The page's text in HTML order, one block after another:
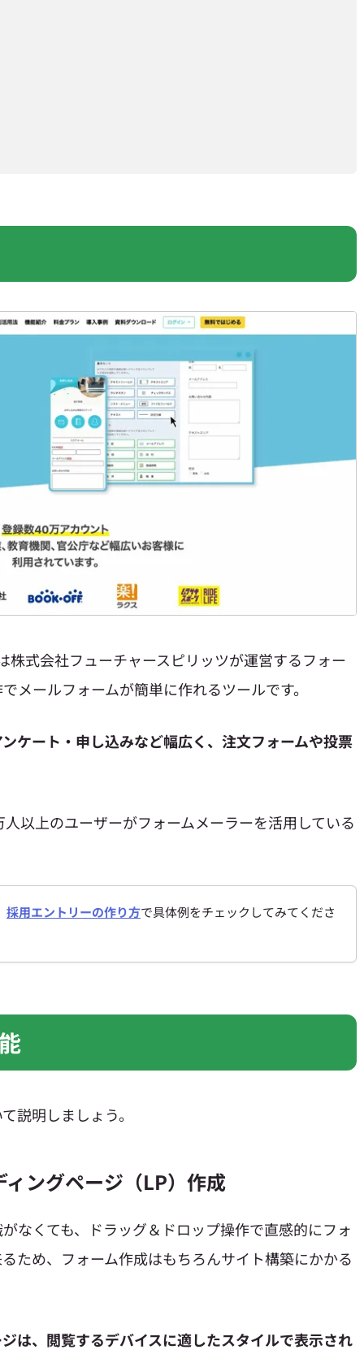
式会社フューチャースピリッツが運営するフォー
メールフォームが簡単に作れるツールです。
ケート・申し込みなど幅広く、注文フォームや投票
以上のユーザーがフォームメーラーを活用している
採用エントリーの作り方で具体例をチェックしてみてくださ
説明しましょう。
ングページ（LP）作成
なくても、ドラッグ＆ドロップ操作で直感的にフォ
ため、フォーム作成はもちろんサイト構築にかかる
は、閲覧するデバイスに適したスタイルで表示され